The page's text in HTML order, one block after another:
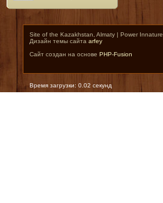
Site of the Kazakhstan, Almaty | Power Innature
Дизайн темы сайта arfey
Сайт создан на основе PHP-Fusion
Время загрузки: 0.02 секунд